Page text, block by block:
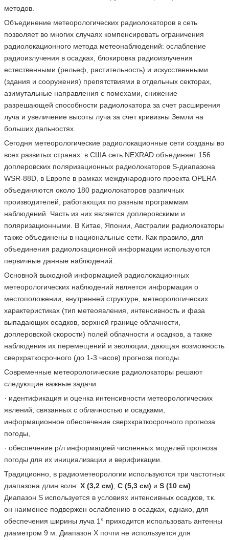
методов.
Объединение метеорологических радиолокаторов в сеть
позволяет во многих случаях компенсировать ограничения
радиолокационного метода метеонаблюдений: ослабление
радиоизлучения в осадках, блокировка радиоизлучения
естественными (рельеф, растительность) и искусственными
(здания и сооружения) препятствиями в отдельных секторах,
азимутальные направления с помехами, снижение
разрешающей способности радиолокатора за счет расширения
луча и увеличение высоты луча за счет кривизны Земли на
больших дальностях.
Сегодня метеорологические радиолокационные сети созданы во
всех развитых странах: в США сеть NEXRAD объединяет 156
доплеровских поляризационных радиолокаторов S-диапазона
WSR-88D, в Европе в рамках международного проекта OPERA
объединяются около 180 радиолокаторов различных
производителей, работающих по разным программам
наблюдений. Часть из них является доплеровскими и
поляризационными. В Китае, Японии, Австралии радиолокаторы
также объединены в национальные сети. Как правило, для
объединения радиолокационной информации используются
первичные данные наблюдений.
Основной выходной информацией радиолокационных
метеорологических наблюдений является информация о
местоположении, внутренней структуре, метеорологических
характеристиках (тип метеоявления, интенсивность и фаза
выпадающих осадков, верхней границе облачности,
доплеровской скорости) полей облачности и осадков, а также
наблюдения их перемещений и эволюции, дающая возможность
сверхраткосрочного (до 1-3 часов) прогноза погоды.
Современные метеорологические радиолокаторы решают
следующие важные задачи:
· идентификация и оценка интенсивности метеорологических
явлений, связанных с облачностью и осадками,
информационное обеспечение сверхкраткосрочного прогноза
погоды,
· обеспечение р/л информацией численных моделей прогноза
погоды для их инициализации и верификации.
Традиционно, в радиометеорологии используются три частотных
диапазона длин волн: X (3,2 см) C (5,3 см) и S (10 см)
Диапазон S используется в условиях интенсивных осадков, т.к.
он наименее подвержен ослаблению в осадках, однако, для
обеспечения ширины луча 1° приходится использовать антенны
диаметром 9 м. Диапазон X почти не используется для